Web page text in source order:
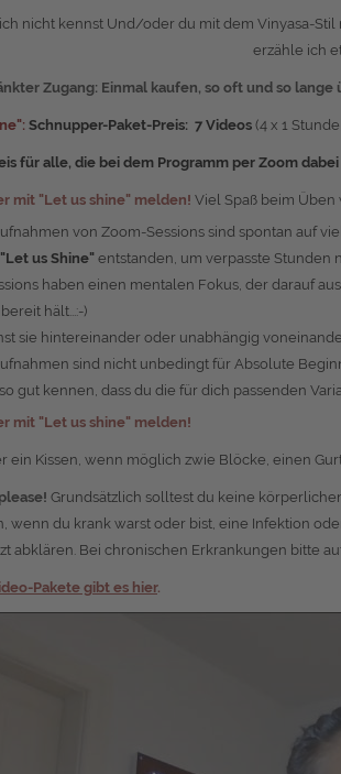
nicht kennst Und/oder du mit dem Vinyasa-
erzähle ich
Zugang: Einmal kaufen, so oft und so lange
Schnupper-Paket-Preis: 7 Videos (4 x 1
für alle, die bei dem Programm per Zoom
mit "Let us shine" melden! Viel Spaß beim Üben
von Zoom-Sessions sind spontan auf
"Let us Shine" entstanden, um verpasste Stunden
haben einen mentalen Fokus, der darauf
hält...:-)
sie hintereinander oder unabhängig
sind nicht unbedingt für Absolute
gut kennen, dass du die für dich passenden
mit "Let us shine" melden!
ein Kissen, wenn möglich zwie Blöcke, einen
Grundsätzlich solltest du keine
wenn du krank warst oder bist, eine Infektion
abklären. Bei chronischen Erkrankungen bitte
Pakete gibt es hier.